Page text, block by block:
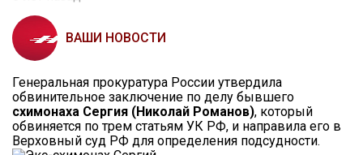
ВАШИ НОВОСТИ
Генеральная прокуратура России утвердила
обвинительное заключение по делу бывшего
схимонаха Сергия (Николай Романов), который
обвиняется по трем статьям УК РФ, и направила его в
Верховный суд РФ для определения подсудности.